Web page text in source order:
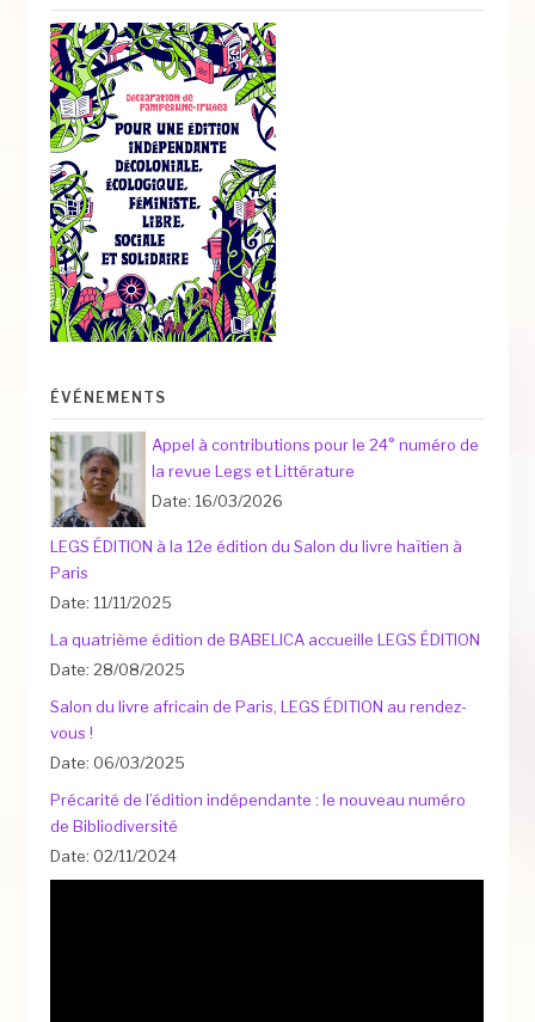
ÉVÉNEMENTS
Appel à contributions pour le 24° numéro de
la revue Legs et Littérature
Date: 16/03/2026
LEGS ÉDITION à la 12e édition du Salon du livre haïtien à
Paris
Date: 11/11/2025
La quatrième édition de BABELICA accueille LEGS ÉDITION
Date: 28/08/2025
Salon du livre africain de Paris, LEGS ÉDITION au rendez-
vous !
Date: 06/03/2025
Précarité de l’édition indépendante : le nouveau numéro
de Bibliodiversité
Date: 02/11/2024